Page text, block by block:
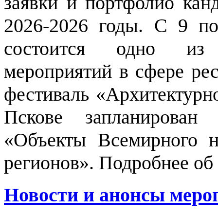
2026-2026 годы. С 9
состоится одно из
мероприятий в сфере
фестиваль
Пскове
«Объекты Всемирного
регионов». Подробнее об
Новости и анонсы